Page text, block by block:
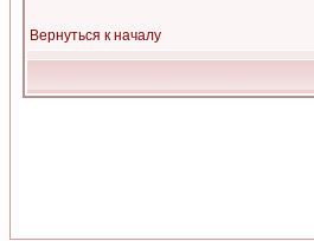
Вернуться к началу